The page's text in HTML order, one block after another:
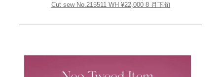
Cut sew No.215511 WH ¥22,000 8 月下旬